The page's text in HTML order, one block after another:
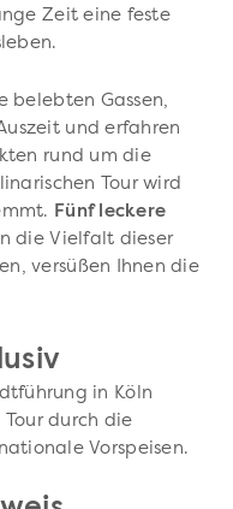
Zeit eine feste
belebten Gassen,
und erfahren
rund um die
Tour wird
Fünf leckere
die Vielfalt dieser
versüßen Ihnen die
in Köln
durch die
Vorspeisen.